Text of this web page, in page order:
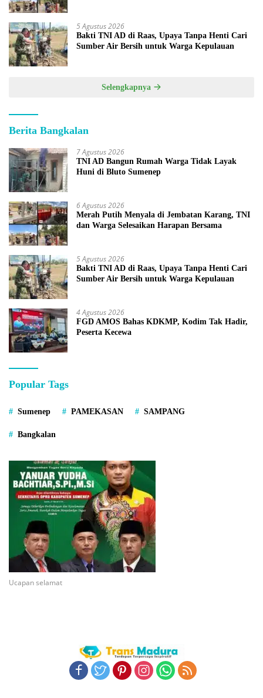
5 Agustus 2026
Bakti TNI AD di Raas, Upaya Tanpa Henti Cari
Sumber Air Bersih untuk Warga Kepulauan
Selengkapnya
Berita Bangkalan
7 Agustus 2026
TNI AD Bangun Rumah Warga Tidak Layak
Huni di Bluto Sumenep
6 Agustus 2026
Merah Putih Menyala di Jembatan Karang, TNI
dan Warga Selesaikan Harapan Bersama
5 Agustus 2026
Bakti TNI AD di Raas, Upaya Tanpa Henti Cari
Sumber Air Bersih untuk Warga Kepulauan
4 Agustus 2026
FGD AMOS Bahas KDKMP, Kodim Tak Hadir,
Peserta Kecewa
Popular Tags
Sumenep PAMEKASAN SAMPANG
Bangkalan
Ucapan selamat